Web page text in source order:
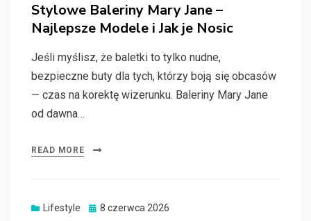
Stylowe Baleriny Mary Jane –
Najlepsze Modele i Jak je Nosic
Jeśli myślisz, że baletki to tylko nudne,
bezpieczne buty dla tych, którzy boją się obcasów
— czas na korektę wizerunku. Baleriny Mary Jane
od dawna…
READ MORE
Lifestyle
Posted
8 czerwca 2026